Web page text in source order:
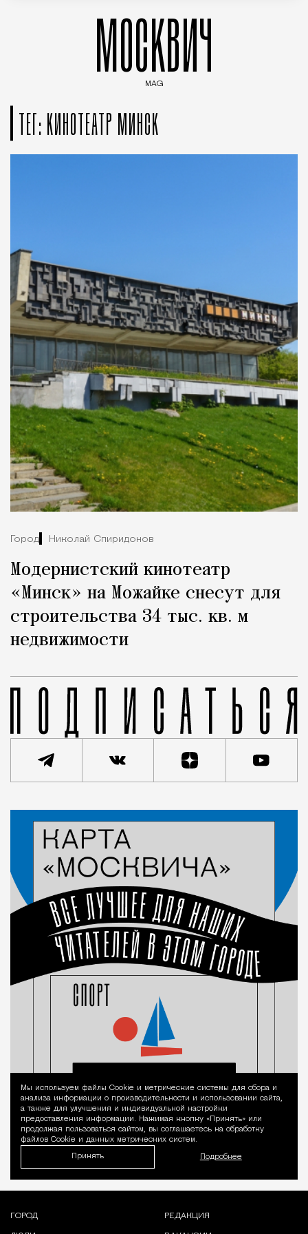
МОСКВИЧ
MAG
ТЕГ: КИНОТЕАТР МИНСК
Город Николай Спиридонов
Модернистский кинотеатр
«Минск» на Можайке снесут для
строительства 34 тыс. кв. м
недвижимости
Уведомление
Мы используем файлы Сookie и метрические системы для сбора и
анализа информации о производительности и использовании сайта,
а также для улучшения и индивидуальной настройки
предоставления информации. Нажимая кнопку «Принять» или
продолжая пользоваться сайтом, вы соглашаетесь на обработку
файлов Cookie и данных метрических систем.
Принять Подробнее
ГОРОД РЕДАКЦИЯ